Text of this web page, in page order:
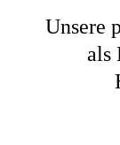
Unsere
als